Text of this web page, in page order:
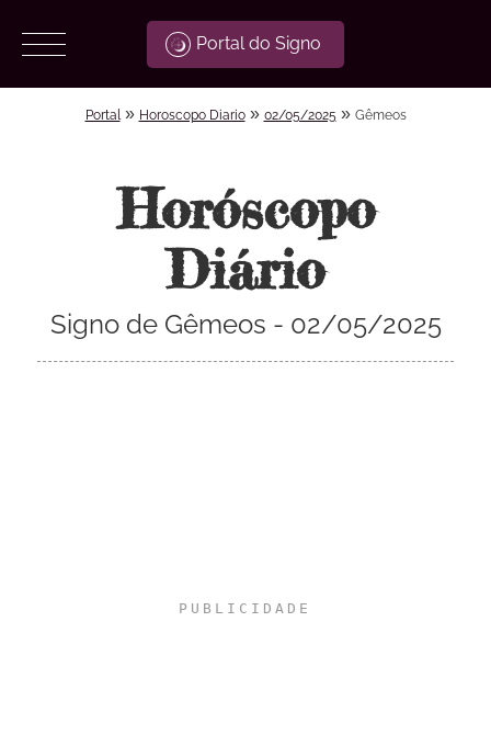
Portal do Signo
Portal » Horoscopo Diario» 02/05/2025 » Gêmeos
Horóscopo
Diário
Signo de Gêmeos - 02/05/2025